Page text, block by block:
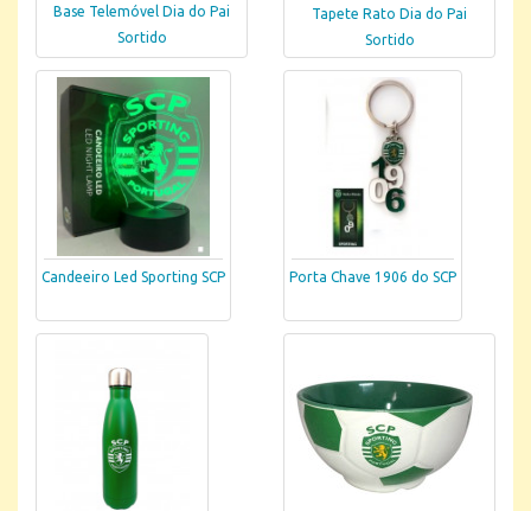
Base Telemóvel Dia do Pai
Sortido
Tapete Rato Dia do Pai
Sortido
Candeeiro Led Sporting SCP Porta Chave 1906 do SCP